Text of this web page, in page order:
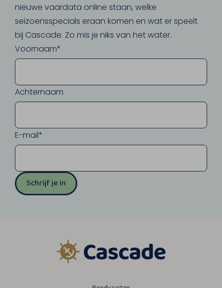
nieuwe vaardata online staan, welke
seizoensspecials eraan komen en wat er speelt
bij Cascade. Zo mis je niks van het water.
Voornaam*
Achternaam
E-mail*
Schrijf je in